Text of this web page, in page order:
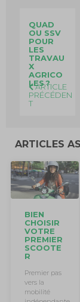
QUAD
OU SSV
POUR
LES
TRAVAU
X
AGRICO
LES ?
ARTICLE
PRÉCÉDEN
T
ARTICLES
BIEN
CHOISIR
VOTRE
PREMIER
SCOOTE
R
Premier pas
vers la
mobilité